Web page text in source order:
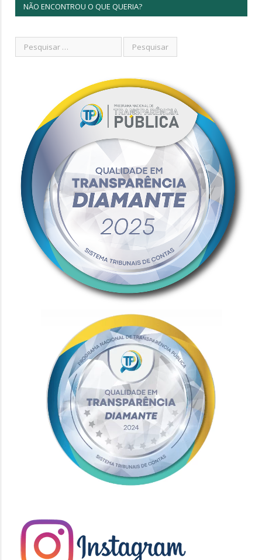
NÃO ENCONTROU O QUE QUERIA?